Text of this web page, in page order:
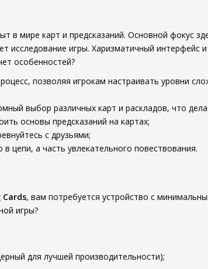
в мире карт и предсказаний. Основной фокус
исследование игры. Харизматичный интерфейс
особенностей?
позволяя игрокам настраивать уровни
выбор различных карт и раскладов, что
основы предсказаний на картах;
с друзьями;
цепи, а часть увлекательного повествования.
, вам потребуется устройство с
игры?
для лучшей производительности);